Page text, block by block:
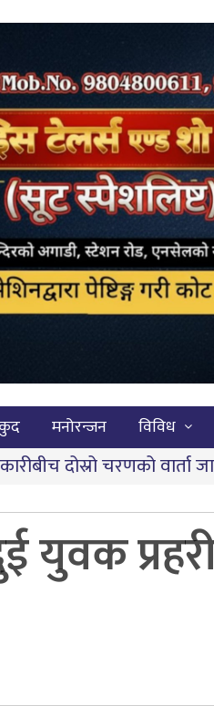
मनोरन्जन विविध
वार्ता जारि|भ्रष्टाचारले
युवक